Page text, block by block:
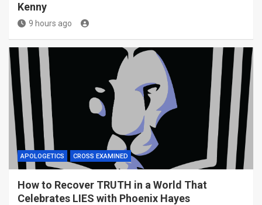
Kenny
9 hours ago
APOLOGETICS CROSS EXAMINED
How to Recover TRUTH in a World That
Celebrates LIES with Phoenix Hayes